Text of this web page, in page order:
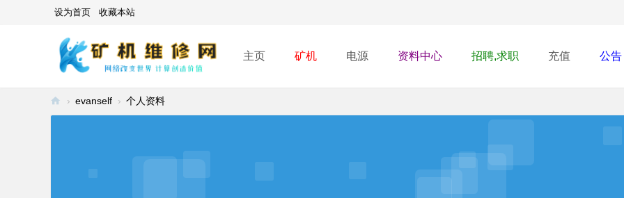
设为首页 收藏本站
主页 矿机 电源 资料中心 招聘,求职 充值 公告
› evanself › 个人资料